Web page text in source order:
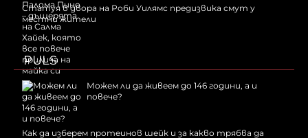
Статуя в двора на Роби Уилямс предизвика смут у
местни жители
PULS
Можем ли да живеем до 146 години, а и
повече?
Как да изберем протеинов шейк и за какво трябва да